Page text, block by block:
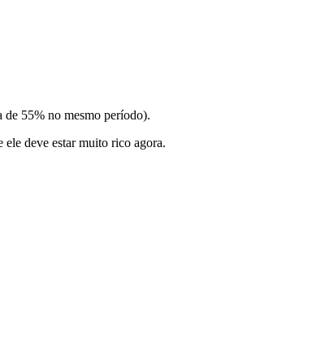
de 55% no mesmo período).
deve estar muito rico agora.